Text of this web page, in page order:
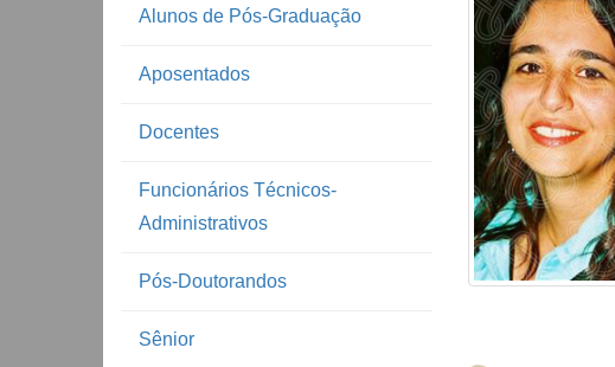
Alunos de Pós-Graduação
Aposentados
Docentes
Funcionários Técnicos-
Administrativos
Pós-Doutorandos
Sênior